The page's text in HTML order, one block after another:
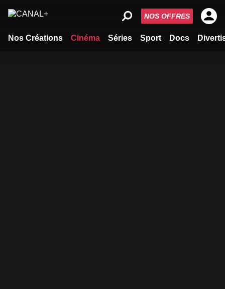
Nos Créations Cinéma Séries Sport Docs
NOS OFFRES